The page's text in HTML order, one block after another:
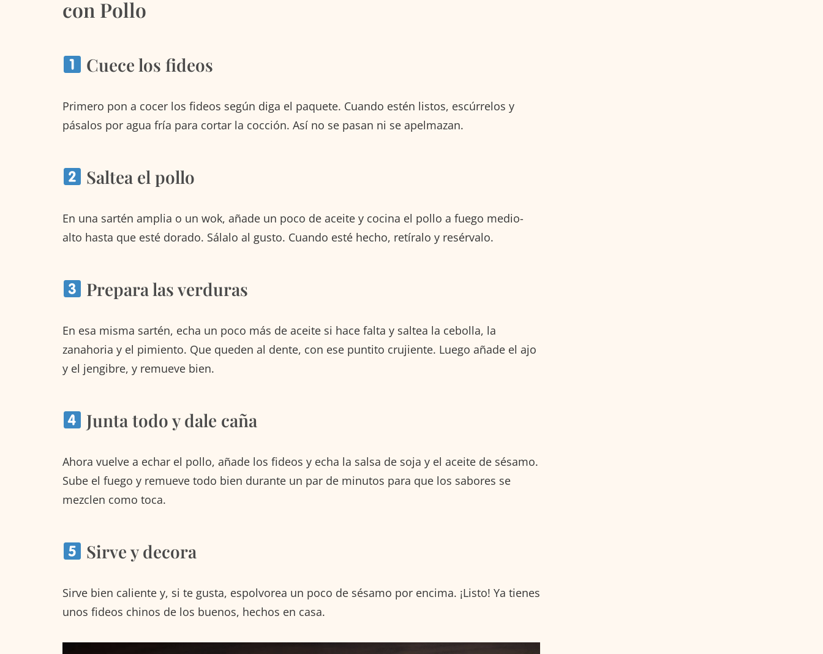
con Pollo
Cuece los fideos
Primero pon a cocer los fideos según diga el paquete. Cuando estén listos, escúrrelos y
pásalos por agua fría para cortar la cocción. Así no se pasan ni se apelmazan.
Saltea el pollo
En una sartén amplia o un wok, añade un poco de aceite y cocina el pollo a fuego medio-
alto hasta que esté dorado. Sálalo al gusto. Cuando esté hecho, retíralo y resérvalo.
Prepara las verduras
En esa misma sartén, echa un poco más de aceite si hace falta y saltea la cebolla, la
zanahoria y el pimiento. Que queden al dente, con ese puntito crujiente. Luego añade el ajo
y el jengibre, y remueve bien.
Junta todo y dale caña
Ahora vuelve a echar el pollo, añade los fideos y echa la salsa de soja y el aceite de sésamo.
Sube el fuego y remueve todo bien durante un par de minutos para que los sabores se
mezclen como toca.
Sirve y decora
Sirve bien caliente y, si te gusta, espolvorea un poco de sésamo por encima. ¡Listo! Ya tienes
unos fideos chinos de los buenos, hechos en casa.